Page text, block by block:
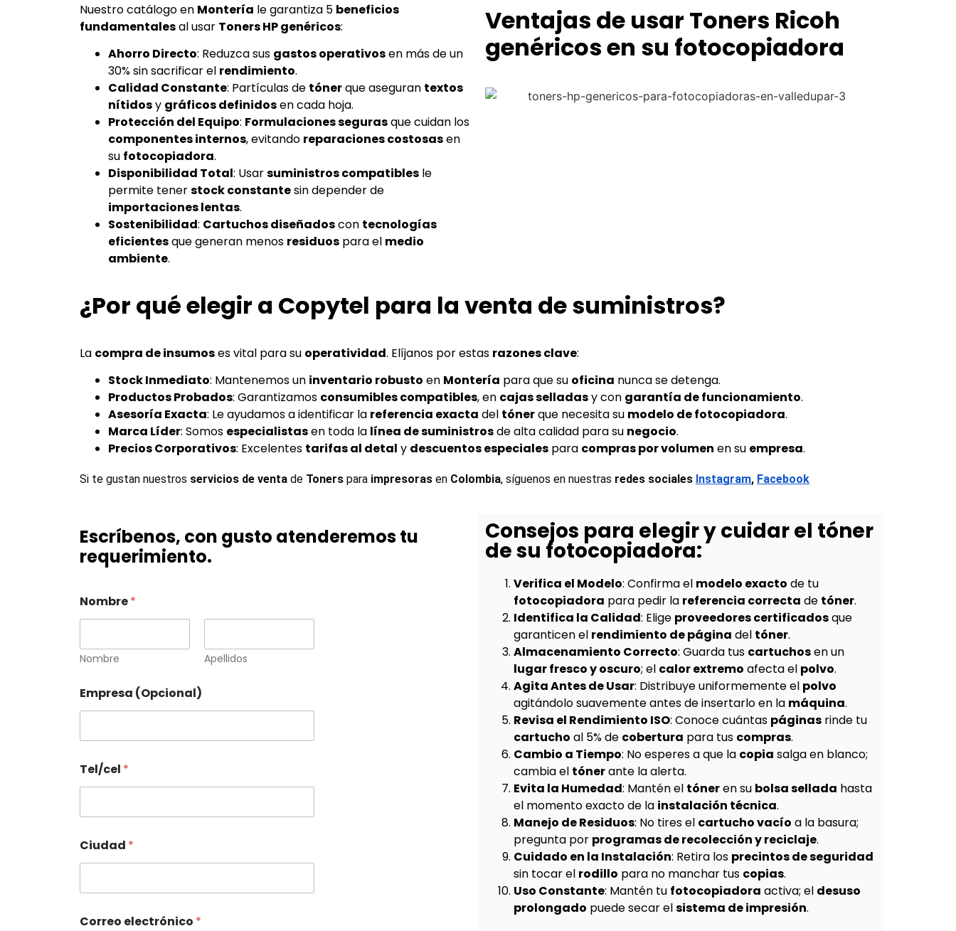
Nuestro catálogo en Montería le garantiza 5 beneficios
fundamentalesal usar Toners HP genéricos:
Ahorro Directo: Reduzca sus gastos operativosen más de un
30% sin sacrificar el rendimiento.
Calidad Constante: Partículas de tónerque aseguran textos
nítidosy gráficos definidosen cada hoja.
Protección del Equipo: Formulaciones segurasque cuidan los
componentes internos, evitando reparaciones costosasen
su fotocopiadora.
Disponibilidad Total: Usarsuministros compatibles le
permite tenerstock constantesin depender de
importaciones lentas.
Sostenibilidad: Cartuchos diseñadoscon tecnologías
eficientesque generan menos residuos para el medio
ambiente.
Ventajas de usar Toners Ricoh
genéricos en su fotocopiadora
¿Por qué elegir a Copytel para la venta de suministros?
La compra de insumoses vital para su operatividad. Elíjanos por estas razones clave:
Stock Inmediato: Mantenemos un inventario robusto en Montería para que su oficina nunca se detenga.
Productos Probados: Garantizamos consumibles compatibles, en cajas selladasy con garantía de funcionamiento.
Asesoría Exacta: Le ayudamos a identificar la referencia exacta del tónerque necesita su modelo de fotocopiadora.
Marca Líder: Somos especialistasen toda la línea de suministrosde alta calidad para su negocio.
Precios Corporativos: Excelentes tarifas al detal y descuentos especiales para compras por volumen en su empresa.
Si te gustan nuestros servicios de venta de Toners para impresoras en Colombia, síguenos en nuestras redes sociales Instagram, Facebook
Escríbenos, con gusto atenderemos tu
requerimiento.
Nombre*
Nombre Apellidos
Empresa (Opcional)
Tel/cel *
Ciudad *
Correo electrónico *
Consejos para elegir y cuidar el tóner
de su fotocopiadora:
Verifica el Modelo: Confirma el modelo exacto de tu
fotocopiadora para pedir la referencia correcta de tóner.
Identifica la Calidad: Elige proveedores certificadosque
garanticen el rendimiento de página del tóner.
Almacenamiento Correcto: Guarda tus cartuchosen un
lugar fresco y oscuro; el calor extremo afecta el polvo.
Agita Antes de Usar: Distribuye uniformemente el polvo
agitándolo suavemente antes de insertarlo en la máquina.
Revisa el Rendimiento ISO: Conoce cuántas páginas rinde tu
cartucho al 5% de cobertura para tus compras.
Cambio a Tiempo: No esperes a que la copia salga en blanco;
cambia el tónerante la alerta.
Evita la Humedad: Mantén el tóneren su bolsa sellada hasta
el momento exacto de la instalación técnica.
Manejo de Residuos: No tires el cartucho vacío a la basura;
pregunta por programas de recolección y reciclaje.
Cuidado en la Instalación: Retira los precintos de seguridad
sin tocar el rodillo para no manchar tus copias.
Uso Constante: Mantén tu fotocopiadora activa; el desuso
prolongado puede secar elsistema de impresión.